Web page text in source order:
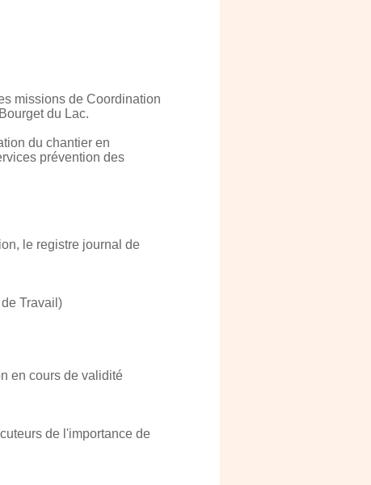
missions de Coordination
du Lac.
du chantier en
prévention des
le registre journal de
Travail)
en cours de validité
de l'importance de